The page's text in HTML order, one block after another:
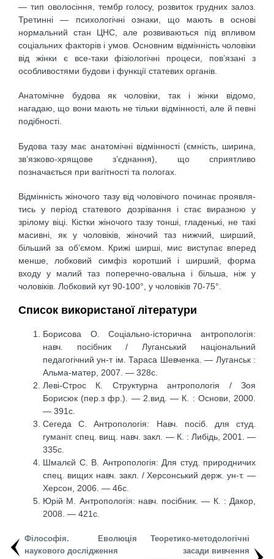
— тип оволосіння, тембр голосу, розвиток грудних залоз.
Третинні — психологічні ознаки, що мають в основі
нормальний стан ЦНС, але розвиваються під впливом
соціальних факторів і умов. Основним відмінність чоловіки
від жінки є все-таки фізіологічні процеси, пов’язані з
особливостями будови і функції статевих органів.
Анатомічне будова як чоловіки, так і жінки відомо,
нагадаю, що вони мають не тільки відмінності, але й певні
подібності.
Будова тазу має анатомічні відмінності (ємність, ширина,
зв’язково-хрящове з’єднання), що сприятливо
позначається при вагітності та пологах.
Відмінність жіночого тазу від чоловічого починає проявля­
тись у період статевого дозрівання і стає виразною у
зрілому віці. Кістки жіночого тазу тонші, гладенькі, не такі
масивні, як у чоловіків, жіночий таз нижчий, ширший,
більший за об’ємом. Крижі ширші, мис виступає вперед
менше, лобковий симфіз коротший і ширший, форма
входу у малий таз поперечно-овальна і більша, ніж у
чоловіків. Лобковий кут 90-100°, у чоловіків 70-75°.
Список використаної літератури
Борисова О. Соціально-історична антропологія:
навч. посібник / Луганський національний
педагогічний ун-т ім. Тараса Шевченка. — Луганськ :
Альма-матер, 2007. — 328с.
Леві-Строс К. Структурна антропологія / Зоя
Борисюк (пер.з фр.). — 2.вид. — К. : Основи, 2000.
— 391с.
Сегеда С. Антропологія: Навч. посіб. для студ.
гуманіт. спец. вищ. навч. закл. — К. : Либідь, 2001. —
335с.
Шмалєй С. В. Антропологія: Для студ. природничих
спец. вищих навч. закл. / Херсонський держ. ун-т. —
Херсон, 2006. — 46с.
Юрій М. Антропологія: навч. посібник. — К. : Дакор,
2008. — 421с.
Філософія. Еволюція
наукового дослідження
Теоретико-методологічні
засади вивчення